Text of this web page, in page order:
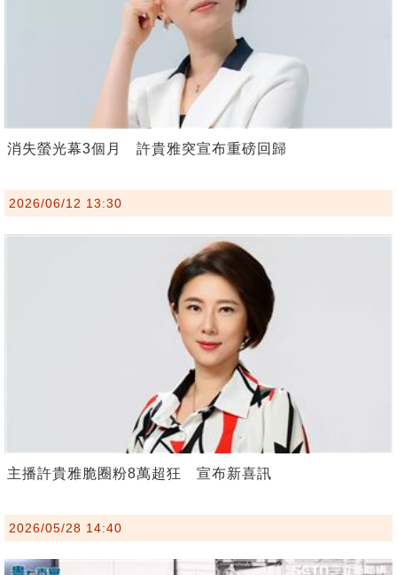
消失螢光幕3個月 許貴雅突宣布重磅回歸
2026/06/12 13:30
主播許貴雅脆圈粉8萬超狂 宣布新喜訊
2026/05/28 14:40